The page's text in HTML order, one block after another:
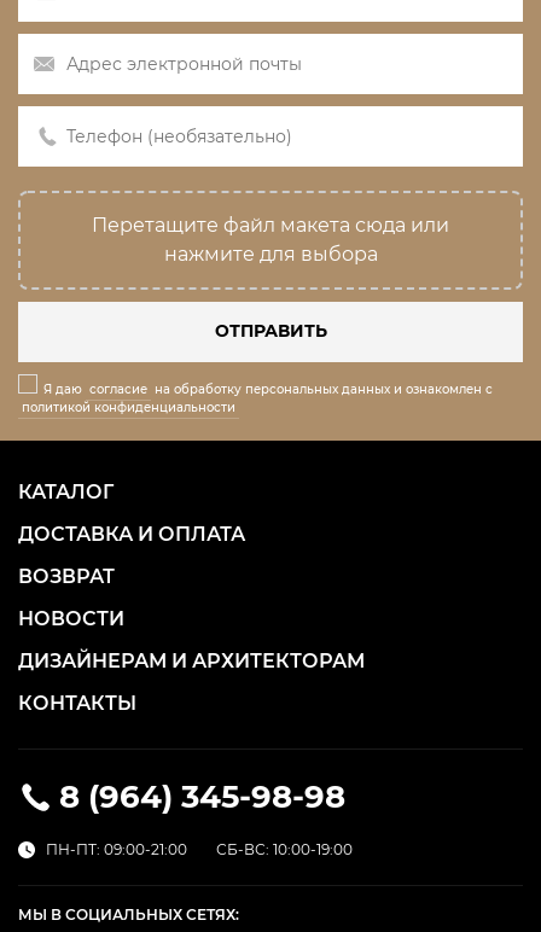
Перетащите файл макета сюда или
нажмите для выбора
ОТПРАВИТЬ
Я даю согласие на обработку персональных данных и ознакомлен с
политикой конфиденциальности
8 (964) 345-98-98
ПН-ПТ: 09:00-21:00 СБ-ВС: 10:00-19:00
КАТАЛОГ
ДОСТАВКА И ОПЛАТА
ВОЗВРАТ
НОВОСТИ
ДИЗАЙНЕРАМ И АРХИТЕКТОРАМ
КОНТАКТЫ
МЫ В СОЦИАЛЬНЫХ СЕТЯХ: